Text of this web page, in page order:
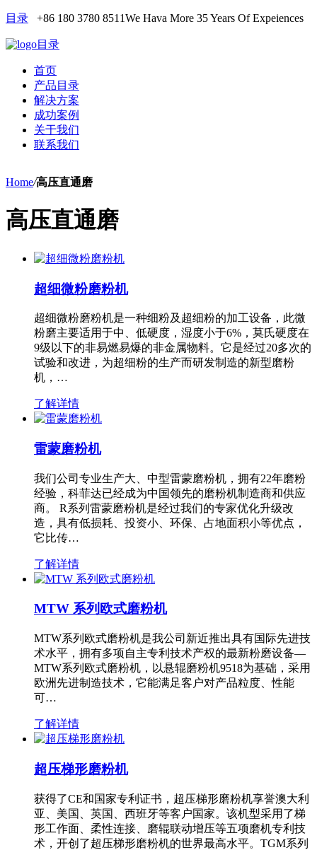
目录 +86 180 3780 8511We Hava More 35 Years Of Expeiences
目录
首页
产品目录
解决方案
成功案例
关于我们
联系我们
Home/高压直通磨
高压直通磨
超细微粉磨粉机
超细微粉磨粉机是一种细粉及超细粉的加工设备，此微
粉磨主要适用于中、低硬度，湿度小于6%，莫氏硬度在
9级以下的非易燃易爆的非金属物料。它是经过20多次的
试验和改进，为超细粉的生产而研发制造的新型磨粉
机，…
了解详情
雷蒙磨粉机
我们公司专业生产大、中型雷蒙磨粉机，拥有22年磨粉
经验，科菲达已经成为中国领先的磨粉机制造商和供应
商。 R系列雷蒙磨粉机是经过我们的专家优化升级改
造，具有低损耗、投资小、环保、占地面积小等优点，
它比传…
了解详情
MTW 系列欧式磨粉机
MTW系列欧式磨粉机是我公司新近推出具有国际先进技
术水平，拥有多项自主专利技术产权的最新粉磨设备—
MTW系列欧式磨粉机，以悬辊磨粉机9518为基础，采用
欧洲先进制造技术，它能满足客户对产品粒度、性能
可…
了解详情
超压梯形磨粉机
获得了CE和国家专利证书，超压梯形磨粉机享誉澳大利
亚、美国、英国、西班牙等客户国家。该机型采用了梯
形工作面、柔性连接、磨辊联动增压等五项磨机专利技
术，开创了超压梯形磨粉机的世界最高水平。TGM系列